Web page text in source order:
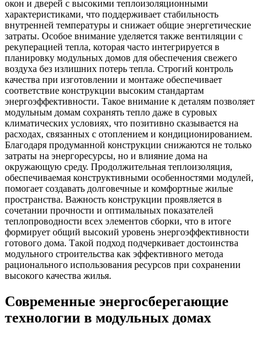
окон и дверей с высокими теплоизоляционными
характеристиками, что поддерживает стабильность
внутренней температуры и снижает общие энергетические
затраты. Особое внимание уделяется также вентиляции с
рекуперацией тепла, которая часто интегрируется в
планировку модульных домов для обеспечения свежего
воздуха без излишних потерь тепла. Строгий контроль
качества при изготовлении и монтаже обеспечивает
соответствие конструкции высоким стандартам
энергоэффективности. Такое внимание к деталям позволяет
модульным домам сохранять тепло даже в суровых
климатических условиях, что позитивно сказывается на
расходах, связанных с отоплением и кондиционированием.
Благодаря продуманной конструкции снижаются не только
затраты на энергоресурсы, но и влияние дома на
окружающую среду. Продолжительная теплоизоляция,
обеспечиваемая конструктивными особенностями модулей,
помогает создавать долговечные и комфортные жилые
пространства. Важность конструкции проявляется в
сочетании прочности и оптимальных показателей
теплопроводности всех элементов сборки, что в итоге
формирует общий высокий уровень энергоэффективности
готового дома. Такой подход подчеркивает достоинства
модульного строительства как эффективного метода
рационального использования ресурсов при сохранении
высокого качества жилья.
Современные энергосберегающие
технологии в модульных домах